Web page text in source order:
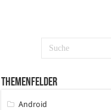
Themenfelder
Android